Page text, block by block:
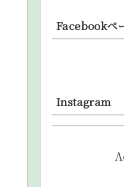
Facebookペ
Instagram